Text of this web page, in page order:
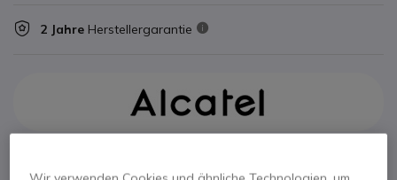
2 Jahre Herstellergarantie